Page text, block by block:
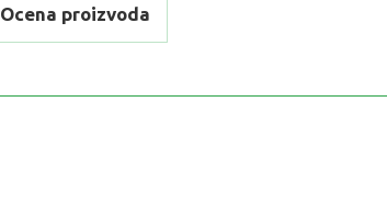
Ocena proizvoda